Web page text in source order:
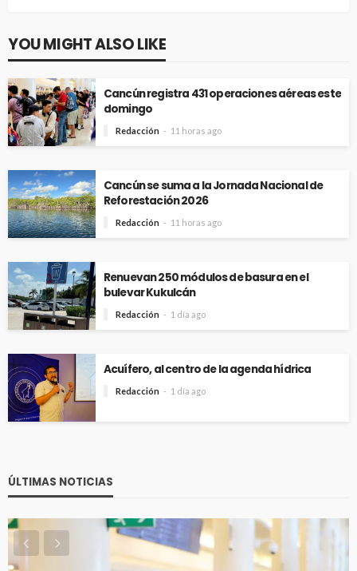
YOU MIGHT ALSO LIKE
Cancún registra 431 operaciones aéreas este
domingo
Redacción 11 horas ago
Cancún se suma a la Jornada Nacional de
Reforestación 2026
Redacción 11 horas ago
Renuevan 250 módulos de basura en el
bulevar Kukulcán
Redacción 1 día ago
Acuífero, al centro de la agenda hídrica
Redacción 1 día ago
ÚLTIMAS NOTICIAS